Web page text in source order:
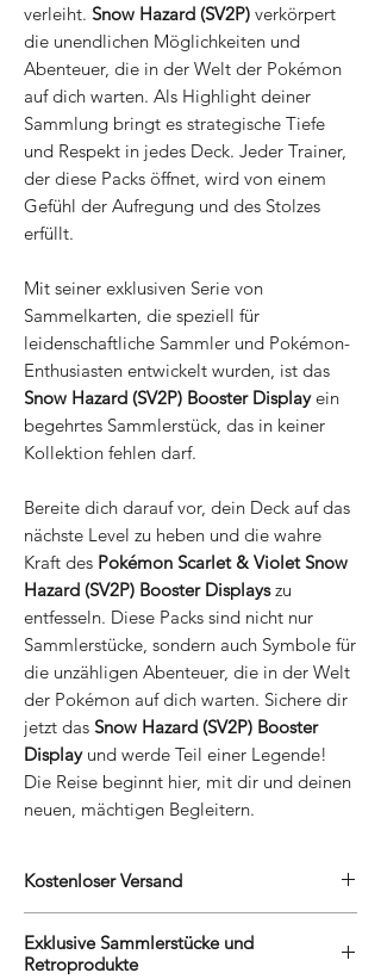
verleiht. Snow Hazard (SV2P) verkörpert
die unendlichen Möglichkeiten und
Abenteuer, die in der Welt der Pokémon
auf dich warten. Als Highlight deiner
Sammlung bringt es strategische Tiefe
und Respekt in jedes Deck. Jeder Trainer,
der diese Packs öffnet, wird von einem
Gefühl der Aufregung und des Stolzes
erfüllt.
Mit seiner exklusiven Serie von
Sammelkarten, die speziell für
leidenschaftliche Sammler und Pokémon-
Enthusiasten entwickelt wurden, ist das
Snow Hazard (SV2P) Booster Displayein
begehrtes Sammlerstück, das in keiner
Kollektion fehlen darf.
Bereite dich darauf vor, dein Deck auf das
nächste Level zu heben und die wahre
Kraft des Pokémon Scarlet & Violet Snow
Hazard (SV2P) Booster Displayszu
entfesseln. Diese Packs sind nicht nur
Sammlerstücke, sondern auch Symbole für
die unzähligen Abenteuer, die in der Welt
der Pokémon auf dich warten. Sichere dir
jetzt das Snow Hazard (SV2P) Booster
Displayund werde Teil einer Legende!
Die Reise beginnt hier, mit dir und deinen
neuen, mächtigen Begleitern.
Kostenloser Versand
kostenlosem Versand. Egal, ob Du eine
grosse Sammlung erweiterst oder ein neues
Exklusive Sammlerstücke und
Retroprodukte